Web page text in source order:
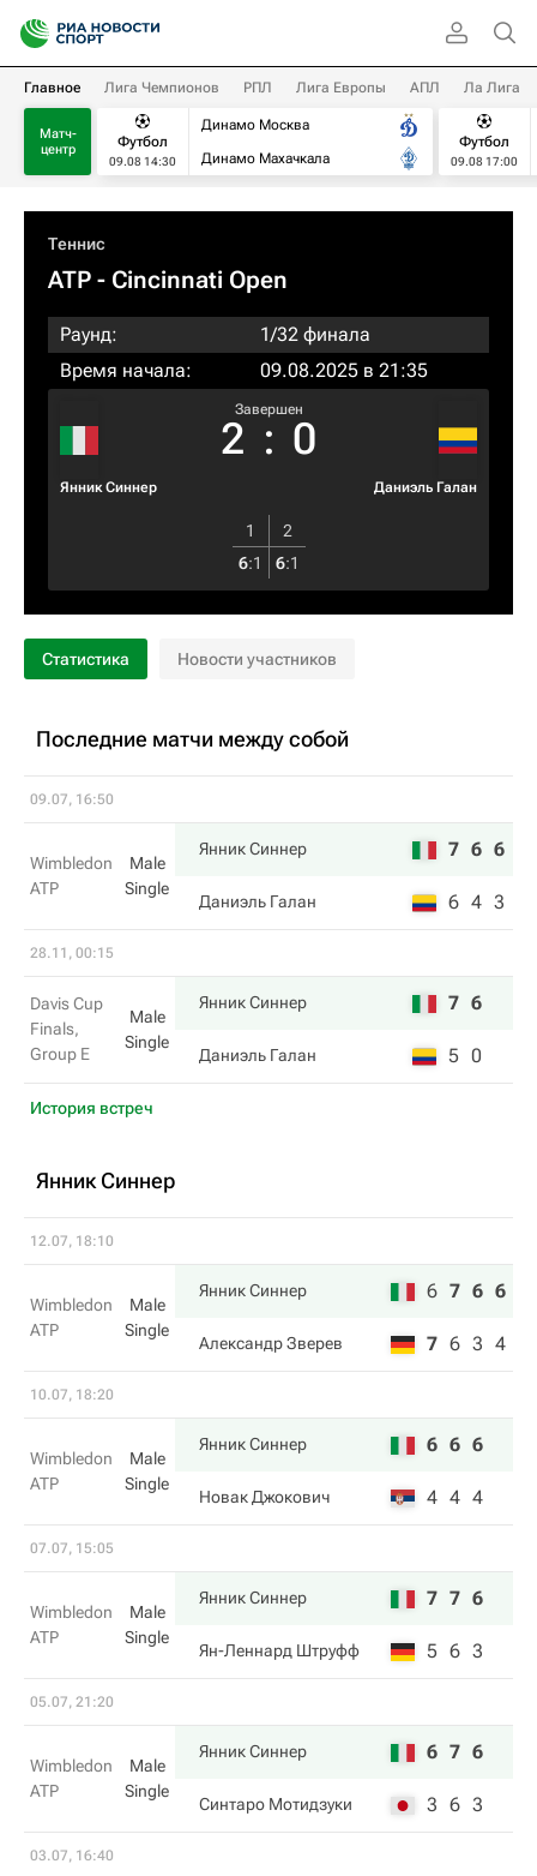
Главное Лига Чемпионов РПЛ Лига Европы АПЛ Ла Лига
Матч-
центр
Футбол
09.08 14:30
Динамо Москва
Динамо Махачкала
Футбол
09.08 17:00
Теннис
ATP - Cincinnati Open
Раунд:
1/32 финала
Время начала:
09.08.2025 в 21:35
Янник Синнер
Завершен
2 : 0
Даниэль Галан
1
2
6:1 6:1
Статистика Новости участников
Последние матчи между собой
09.07, 16:50
Wimbledon
ATP
Male
Single
Янник Синнер 7 6 6
Даниэль Галан 6 4 3
28.11, 00:15
Davis Cup
Finals,
Group E
Male
Single
Янник Синнер 7 6
Даниэль Галан 5 0
История встреч
Янник Синнер
12.07, 18:10
Wimbledon
ATP
Male
Single
Янник Синнер 6 7 6 6
Александр Зверев 7 6 3 4
10.07, 18:20
Wimbledon
ATP
Male
Single
Янник Синнер 6 6 6
Новак Джокович 4 4 4
07.07, 15:05
Wimbledon
ATP
Male
Single
Янник Синнер 7 7 6
Ян-Леннард Штруфф 5 6 3
05.07, 21:20
Wimbledon
ATP
Male
Single
Янник Синнер 6 7 6
Синтаро Мотидзуки 3 6 3
03.07, 16:40